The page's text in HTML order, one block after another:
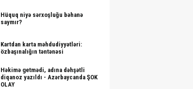
Hüquq niyə sərxoşluğu bəhanə
saymır?
Kartdan karta məhdudiyyətləri:
özbaşınalığın təntənəsi
Həkimə getmədi, adına dəhşətli
diqanoz yazıldı - Azərbaycanda ŞOK
OLAY